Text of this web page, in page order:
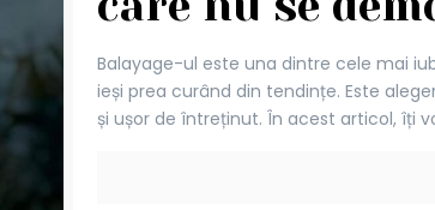
Balayage-ul este una dintre cele mai
ieși prea curând din tendințe. Este
și ușor de întreținut. În acest articol, îți